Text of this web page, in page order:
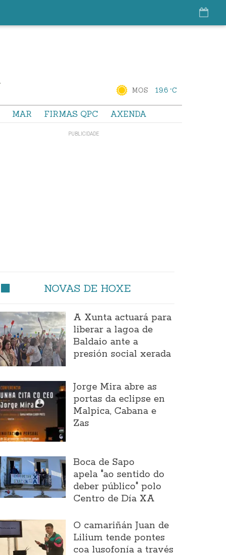
MOS 19.6 °C
MAR FIRMAS QPC AXENDA
NOVAS DE HOXE
A Xunta actuará para
liberar a lagoa de
Baldaio ante a
presión social xerada
Jorge Mira abre as
portas da eclipse en
Malpica, Cabana e
Zas
Boca de Sapo
apela "ao sentido do
deber público" polo
Centro de Día XA
O camariñán Juan de
Lilium tende pontes
coa lusofonía a través